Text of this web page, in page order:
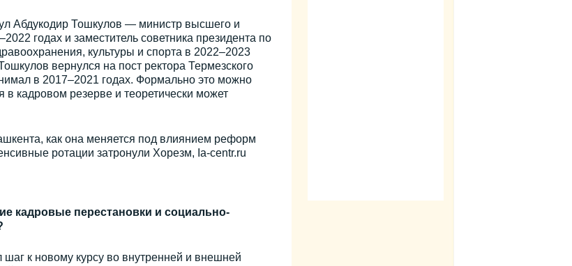
Абдукодир Тошкулов — министр высшего и
годах и заместитель советника президента по
культуры и спорта в 2022–2023
вернулся на пост ректора Термезского
в 2017–2021 годах. Формально это можно
кадровом резерве и теоретически может
как она меняется под влиянием реформ
ротации затронули Хорезм, Ia-centr.ru
кадровые перестановки и социально-
шаг к новому курсу во внутренней и внешней